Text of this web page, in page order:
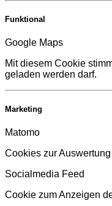
Funktional
Google Maps
Mit diesem Cookie
geladen werden darf.
Marketing
Matomo
Cookies zur
Socialmedia Feed
Cookie zum Anzeigen